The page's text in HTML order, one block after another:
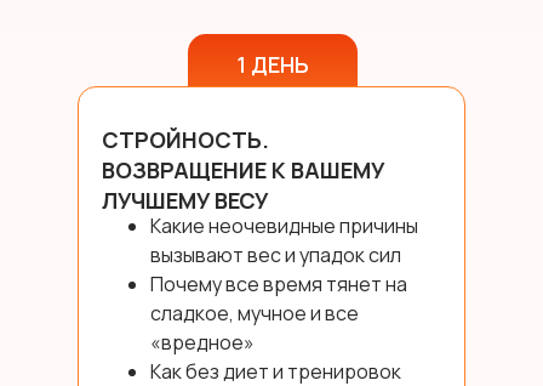
1 ДЕНЬ
СТРОЙНОСТЬ.
ВОЗВРАЩЕНИЕ К ВАШЕМУ
ЛУЧШЕМУ ВЕСУ
Какие неочевидные причины
вызывают вес и упадок сил
Почему все время тянет на
сладкое, мучное и все
«вредное»
Как без диет и тренировок